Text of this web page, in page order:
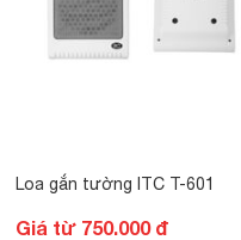
Loa gắn tường ITC T-601
Giá từ 750.000 đ